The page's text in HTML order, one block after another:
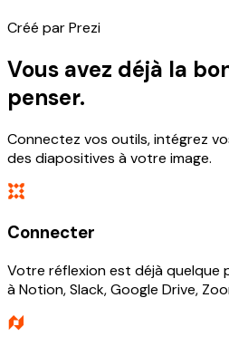
Créé parPrezi
Vous avez déjà la
penser.
Connectez vos outils, intégrez
des diapositives à votre image.
Connecter
Votre réflexion est déjà quelque
à Notion, Slack, Google Drive,